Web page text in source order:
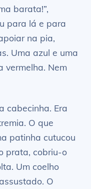
barata!”,
para lá e para
na pia,
Uma azul e uma
vermelha. Nem
cabecinha. Era
O que
patinha cutucou
prata, cobriu-o
Um coelho
O